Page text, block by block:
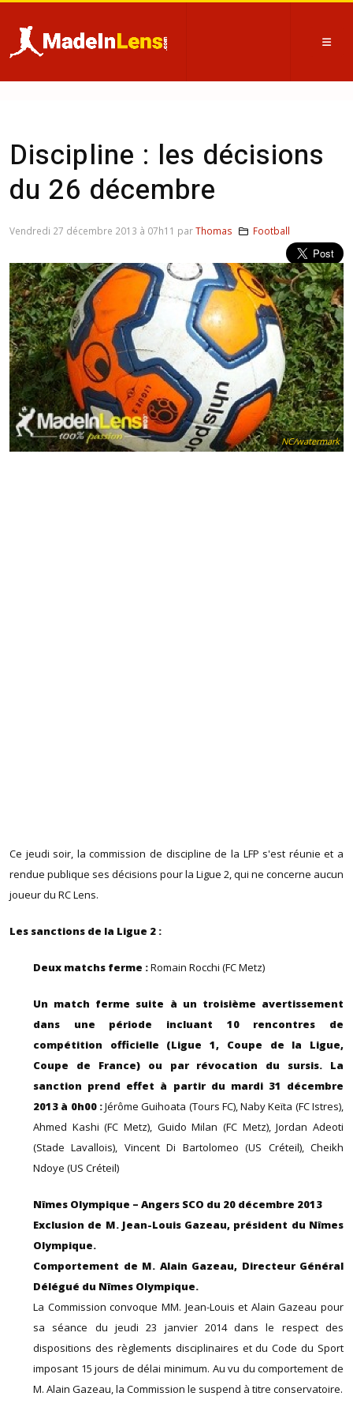
Discipline : les décisions
du 26 décembre
NC/watermark
Ce jeudi soir, la commission de discipline de la LFP s'est réunie et a
rendue publique ses décisions pour la Ligue 2, qui ne concerne aucun
joueur du RC Lens.
Les sanctions de la Ligue 2 :
Deux matchs ferme :Romain Rocchi (FC Metz)
Un match ferme suite à un troisième avertissement
dans une période incluant 10 rencontres de
compétition officielle (Ligue 1, Coupe de la Ligue,
Coupe de France) ou par révocation du sursis. La
sanction prend effet à partir du mardi 31 décembre
2013 à 0h00 :Jérôme Guihoata (Tours FC), Naby Keïta (FC Istres),
Ahmed Kashi (FC Metz), Guido Milan (FC Metz), Jordan Adeoti
(Stade Lavallois), Vincent Di Bartolomeo (US Créteil), Cheikh
Ndoye (US Créteil)
Nîmes Olympique – Angers SCO du 20 décembre 2013
Exclusion de M. Jean-Louis Gazeau, président du Nîmes
Olympique.
Comportement de M. Alain Gazeau, Directeur Général
Délégué du Nîmes Olympique.
La Commission convoque MM. Jean-Louis et Alain Gazeau pour
sa séance du jeudi 23 janvier 2014 dans le respect des
dispositions des règlements disciplinaires et du Code du Sport
imposant 15 jours de délai minimum. Au vu du comportement de
M. Alain Gazeau, la Commission le suspend à titre conservatoire.
Vendredi 27 décembre 2013 à 07h11 parThomas Football